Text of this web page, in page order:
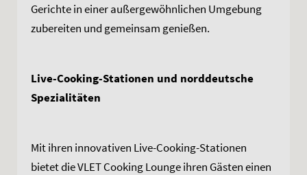
Gerichte in einer außergewöhnlichen Umgebung
zubereiten und gemeinsam genießen.
Live-Cooking-Stationen und norddeutsche
Spezialitäten
Mit ihren innovativen Live-Cooking-Stationen
bietet die VLET Cooking Lounge ihren Gästen einen